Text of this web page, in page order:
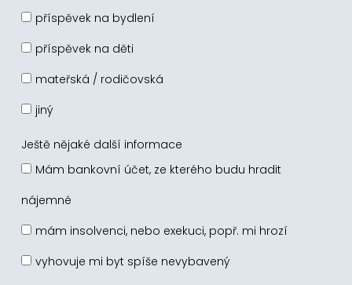
příspěvek na bydlení
příspěvek na děti
mateřská / rodičovská
jiný
Ještě nějaké další informace
Mám bankovní účet, ze kterého budu hradit
nájemné
mám insolvenci, nebo exekuci, popř. mi hrozí
vyhovuje mi byt spíše nevybavený